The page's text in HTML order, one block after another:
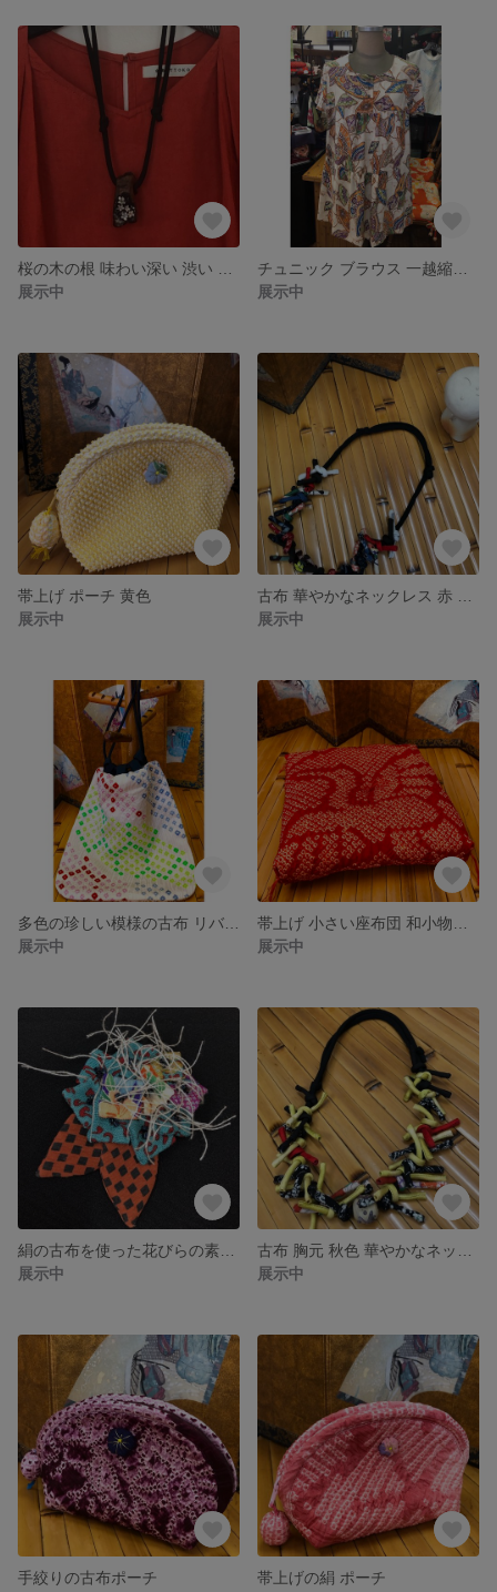
展示中
展示中
帯上げ ポーチ 黄色
展示中
展示中
展示中
展示中
展示中
展示中
手絞りの古布ポーチ
帯上げの絹 ポーチ